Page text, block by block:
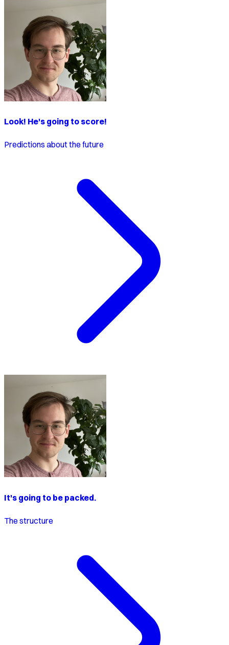
Look! He's going to score!
Predictions about the future
It's going to be packed.
The structure